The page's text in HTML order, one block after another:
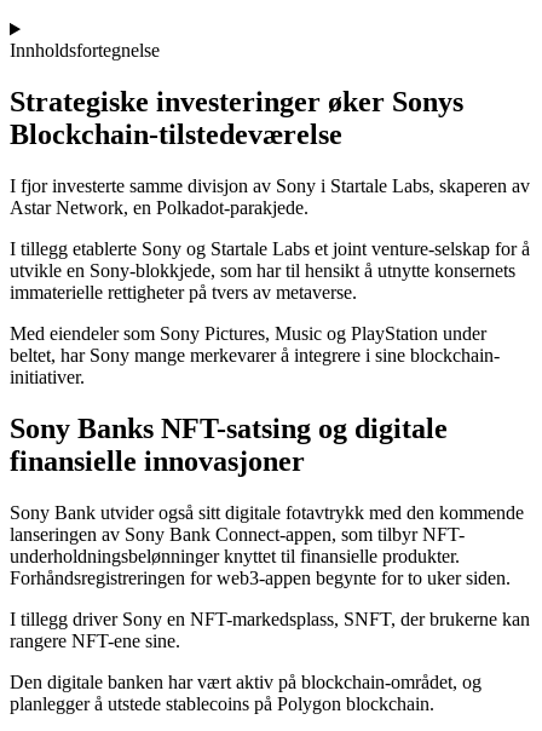
Innholdsfortegnelse
Strategiske investeringer øker Sonys
Blockchain-tilstedeværelse
I fjor investerte samme divisjon av Sony i Startale Labs, skaperen av
Astar Network, en Polkadot-parakjede.
I tillegg etablerte Sony og Startale Labs et joint venture-selskap for å
utvikle en Sony-blokkjede, som har til hensikt å utnytte konsernets
immaterielle rettigheter på tvers av metaverse.
Med eiendeler som Sony Pictures, Music og PlayStation under
beltet, har Sony mange merkevarer å integrere i sine blockchain-
initiativer.
Sony Banks NFT-satsing og digitale
finansielle innovasjoner
Sony Bank utvider også sitt digitale fotavtrykk med den kommende
lanseringen av Sony Bank Connect-appen, som tilbyr NFT-
underholdningsbelønninger knyttet til finansielle produkter.
Forhåndsregistreringen for web3-appen begynte for to uker siden.
I tillegg driver Sony en NFT-markedsplass, SNFT, der brukerne kan
rangere NFT-ene sine.
Den digitale banken har vært aktiv på blockchain-området, og
planlegger å utstede stablecoins på Polygon blockchain.